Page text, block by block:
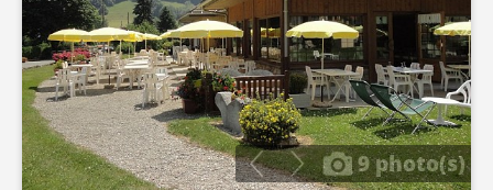
9 photo(s)